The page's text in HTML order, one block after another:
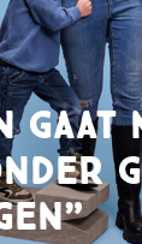
gaat